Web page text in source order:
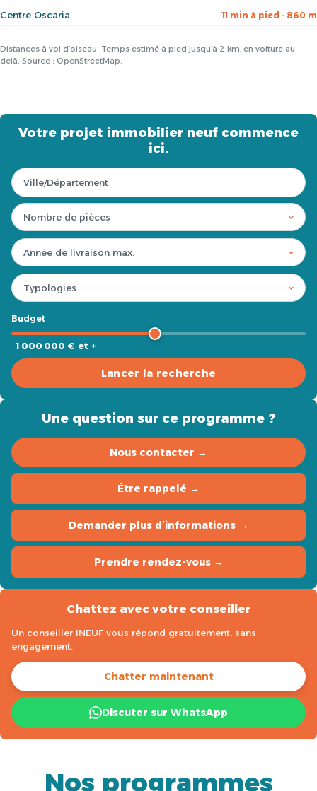
Centre Oscaria 11 min à pied · 860 m
Distances à vol d’oiseau. Temps estimé à pied jusqu’à 2 km, en voiture au-
delà. Source : OpenStreetMap.
Votre projet immobilier neuf commence
ici.
Budget
1 000 000 € et +
Lancer la recherche
Une question sur ce programme ?
Nous contacter →
Être rappelé →
Demander plus d’informations →
Prendre rendez-vous →
Chattez avec votre conseiller
Un conseiller INEUF vous répond gratuitement, sans
engagement.
Chatter maintenant
Discuter sur WhatsApp
Nos programmes